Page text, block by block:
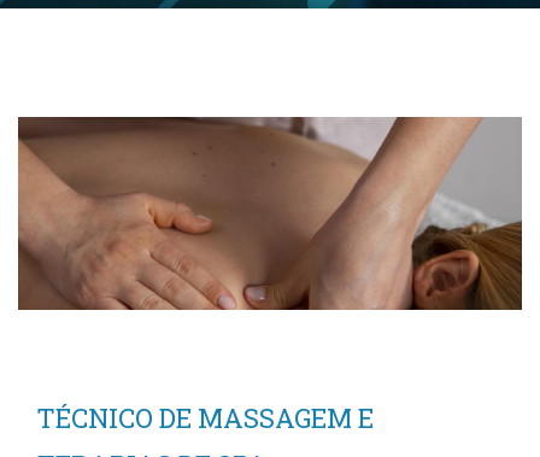
TÉCNICO DE MASSAGEM E